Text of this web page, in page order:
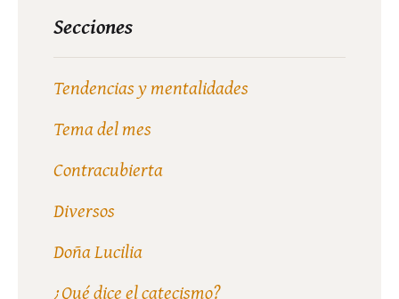
Secciones
Tendencias y mentalidades
Tema del mes
Contracubierta
Diversos
Doña Lucilia
¿Qué dice el catecismo?